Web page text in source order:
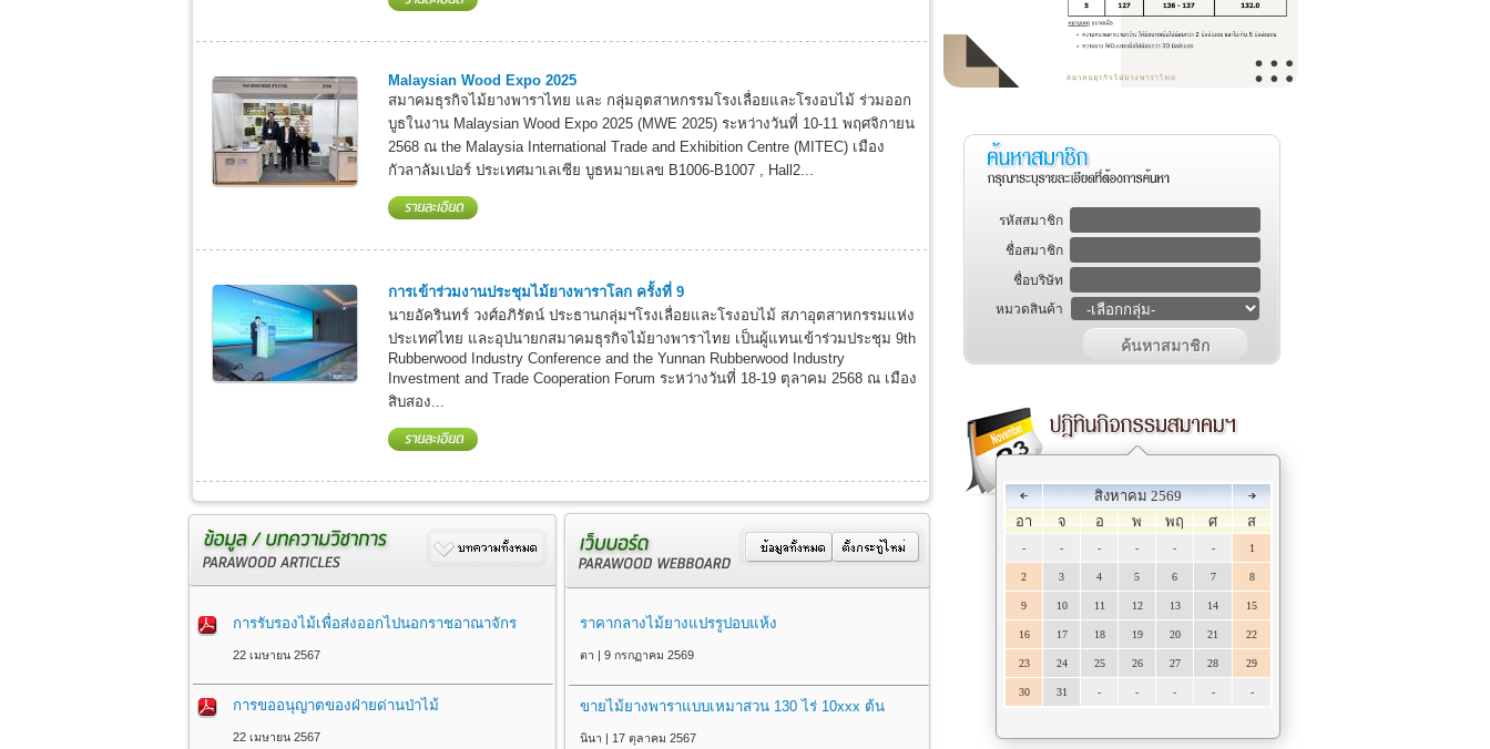
Malaysian Wood Expo 2025
สมาคมธุรกิจไม้ยางพาราไทย และ กลุ่มอุตสาหกรรมโรงเลื่อยและโรงอบไม้ ร่วมออก
บูธในงาน Malaysian Wood Expo 2025 (MWE 2025) ระหว่างวันที่ 10-11 พฤศจิกายน
2568 ณ the Malaysia International Trade and Exhibition Centre (MITEC) เมือง
กัวลาลัมเปอร์ ประเทศมาเลเซีย บูธหมายเลข B1006-B1007 , Hall2...
การเข้าร่วมงานประชุมไม้ยางพาราโลก ครั้งที่ 9
นายอัครินทร์ วงศ์อภิรัตน์ ประธานกลุ่มฯโรงเลื่อยและโรงอบไม้ สภาอุตสาหกรรมแห่ง
ประเทศไทย และอุปนายกสมาคมธุรกิจไม้ยางพาราไทย เป็นผู้แทนเข้าร่วมประชุม 9th
Rubberwood Industry Conference and the Yunnan Rubberwood Industry
Investment and Trade Cooperation Forum ระหว่างวันที่ 18-19 ตุลาคม 2568 ณ เมือง
สิบสอง...
การรับรองไม้เพื่อส่งออกไปนอกราชอาณาจักร
22 เมษายน 2567
การขออนุญาตของฝ่ายด่านป่าไม้
22 เมษายน 2567
ราคากลางไม้ยางแปรรูปอบแห้ง
ตา | 9 กรกฏาคม 2569
ขายไม้ยางพาราแบบเหมาสวน 130 ไร่ 10xxx ต้น
นินา | 17 ตุลาคม 2567
รหัสสมาชิก
ชื่อสมาชิก
ชื่อบริษัท
หมวดสินค้า
ค้นหาสมาชิก
สิงหาคม 2569
อา
จ อ พ พฤ ศ ส
- - - - - - 1
2 3 4 5 6 7 8
9 10 11 12 13 14 15
16 17 18 19 20 21 22
23 24 25 26 27 28 29
30 31 - - - - -